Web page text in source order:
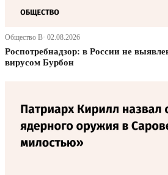
Общество В· 02.08.2026
Роспотребнадзор: в России не
вирусом Бурбон